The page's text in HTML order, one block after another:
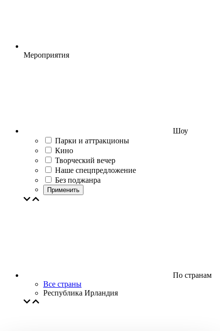
Мероприятия
Шоу
Парки и аттракционы
Кино
Творческий вечер
Наше спецпредложение
Без поджанра
Применить
По странам
Все страны
Республика Ирландия